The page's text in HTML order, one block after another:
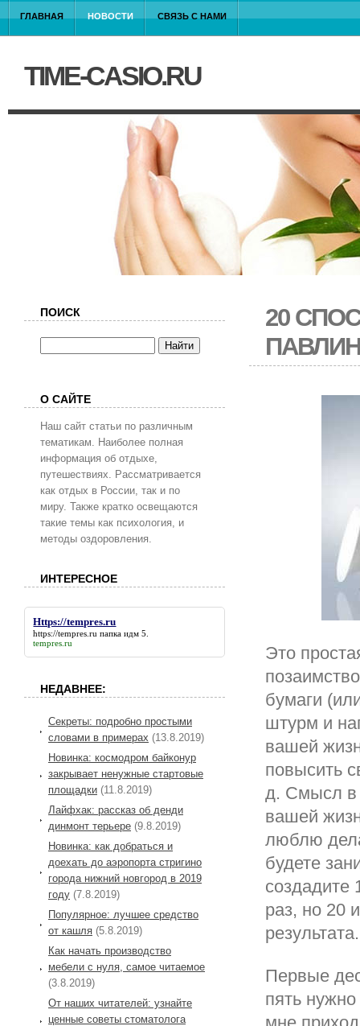
ГЛАВНАЯ НОВОСТИ СВЯЗЬ С НАМИ
TIME-CASIO.RU
20
Это
бумаги
штурм и
вашей
повысить
д. Смысл в
вашей
люблю
будете
раз, но 20
результата.
Первые
пять
ПОИСК
О САЙТЕ
Наш сайт статьи по различным
тематикам. Наиболее полная
информация об отдыхе,
путешествиях. Рассматривается
как отдых в России, так и по
миру. Также кратко освещаются
такие темы как психология, и
методы оздоровления.
ИНТЕРЕСНОЕ
Https://tempres.ru
https://tempres.ru папка идм 5.
tempres.ru
НЕДАВНЕЕ:
Секреты: подробно простыми
словами в примерах (13.8.2019)
Новинка: космодром байконур
закрывает ненужные стартовые
площадки (11.8.2019)
Лайфхак: рассказ об денди
динмонт терьере (9.8.2019)
Новинка: как добраться и
доехать до аэропорта стригино
города нижний новгород в 2019
году (7.8.2019)
Популярное: лучшее средство
от кашля (5.8.2019)
Как начать производство
мебели с нуля, самое читаемое
(3.8.2019)
От наших читателей: узнайте
ценные советы стоматолога